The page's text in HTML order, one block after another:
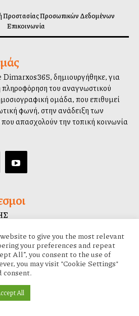
Προστασίας Προσωπικών Δεδομένων
Επικοινωνία
Dimarxos365, δημιουργήθηκε, για
πληροφόρηση του αναγνωστικού
ομάδα, που επιθυμεί
φωνή, στην ανάδειξη των
απασχολούν την τοπική κοινωνία
to give you the most relevant
your preferences and repeat
All”, you consent to the use of
you may visit "Cookie Settings"
consent.
All